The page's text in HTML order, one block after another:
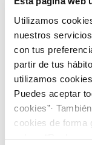
Utilizamos
nuestros
con tus
partir de tus
utilizamos
Puedes aceptar
cookies”·
cookies de forma
actualizada de
empresa y de los
que se
necesarios para
información de la